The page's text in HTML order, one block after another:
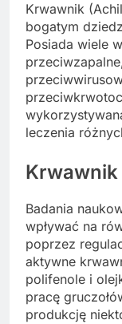
Krwawnik
bogatym
Posiada wiele
leczenia
Badania
wpływać na
poprzez
aktywne
polifenole i
pracę
produkcję